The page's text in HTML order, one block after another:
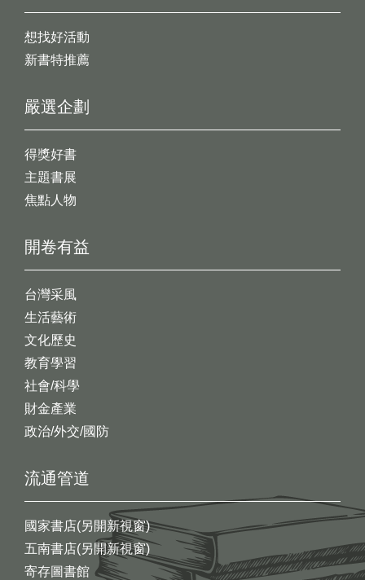
想找好活動
新書特推薦
開卷有益
台灣采風
生活藝術
文化歷史
教育學習
社會/科學
財金產業
政治/外交/國防
嚴選企劃
得獎好書
主題書展
焦點人物
流通管道
國家書店(另開新視窗)
五南書店(另開新視窗)
寄存圖書館